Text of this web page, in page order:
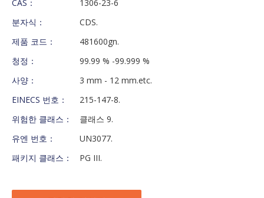
CAS：
1306-23-6
분자식：
CDS.
제품 코드：
481600gn.
청정：
99.99 % -99.999 %
사양：
3 mm - 12 mm.etc.
EINECS 번호：
215-147-8.
위험한 클래스：
클래스 9.
유엔 번호：
UN3077.
패키지 클래스：
PG III.